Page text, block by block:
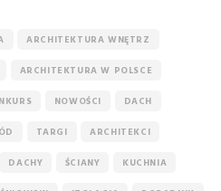
ARCHITEKTURA WNĘTRZ
ARCHITEKTURA W POLSCE
NOWOŚCI DACH
TARGI ARCHITEKCI
DACHY ŚCIANY KUCHNIA